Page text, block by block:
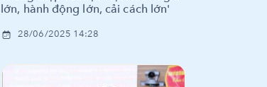
lớn, hành động lớn, cải cách lớn'
28/06/2025 14:28